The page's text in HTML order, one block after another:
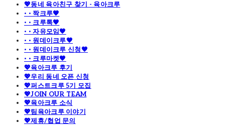
💖동네 육아친구 찾기 - 육아크루
· · 짝크루🧡
· · 크루톡🧡
· · 자유모임🧡
· · 원데이크루🧡
· · 원데이크루 신청🧡
· · 크루마켓🧡
💖육아크루 후기
💖우리 동네 오픈 신청
💖퍼스트크루 5기 모집
💖JOIN OUR TEAM
💖육아크루 소식
💖팀육아크루 이야기
💖제휴/협업 문의